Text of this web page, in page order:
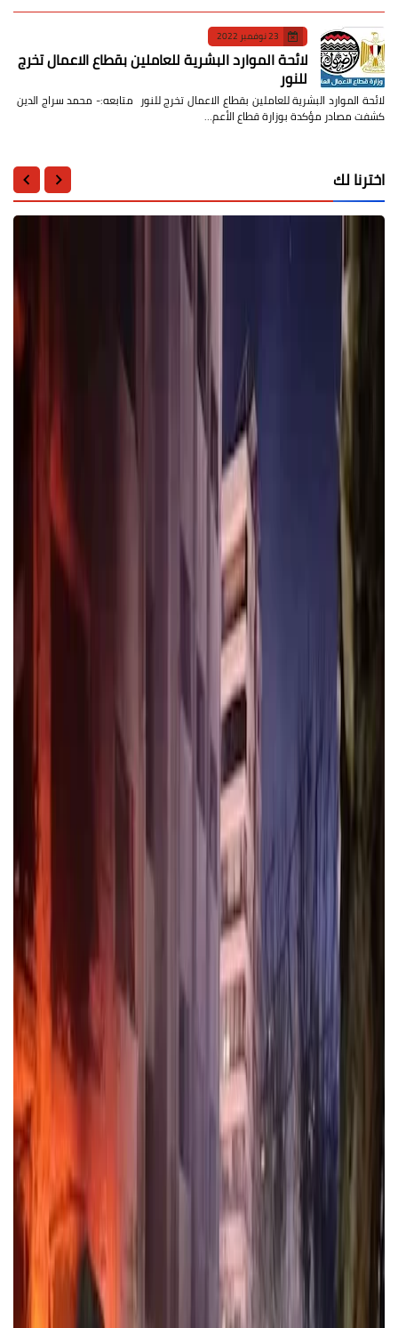
23 نوفمبر 2022
لائحة الموارد البشرية للعاملين بقطاع الاعمال تخرج
للنور
لائحة الموارد البشرية للعاملين بقطاع الاعمال تخرج للنور متابعه:- محمد سراج الدين
كشفت مصادر مؤكدة بوزارة قطاع الأعم…
اخترنا لك